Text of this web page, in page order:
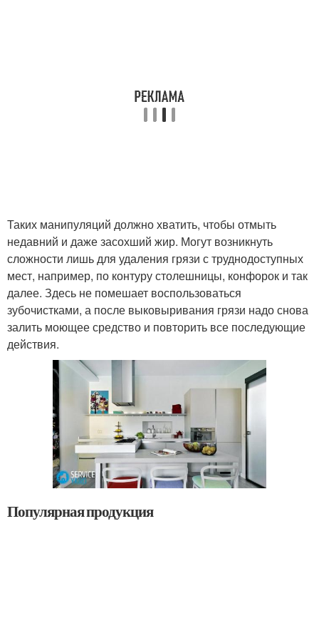
Таких манипуляций должно хватить, чтобы отмыть
недавний и даже засохший жир. Могут возникнуть
сложности лишь для удаления грязи с труднодоступных
мест, например, по контуру столешницы, конфорок и так
далее. Здесь не помешает воспользоваться
зубочистками, а после выковыривания грязи надо снова
залить моющее средство и повторить все последующие
действия.
Популярная продукция